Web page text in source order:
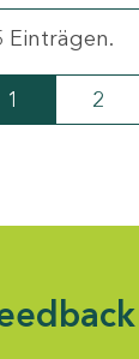
Einträgen.
Seite
1 Seite
2